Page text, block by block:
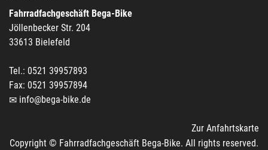
Fahrradfachgeschäft Bega-Bike
Jöllenbecker Str. 204
33613 Bielefeld
Tel.: 0521 39957893
Fax: 0521 39957894
info@bega-bike.de
Zur Anfahrtskarte
Copyright © Fahrradfachgeschäft Bega-Bike. All rights reserved.